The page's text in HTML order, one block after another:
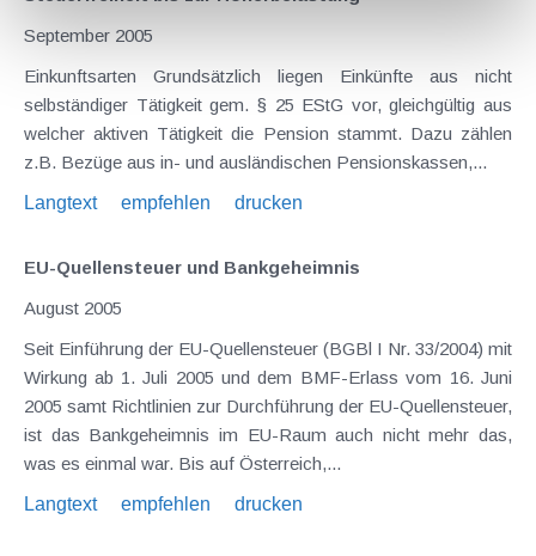
September 2005
Einkunftsarten Grundsätzlich liegen Einkünfte aus nicht
selbständiger Tätigkeit gem. § 25 EStG vor, gleichgültig aus
welcher aktiven Tätigkeit die Pension stammt. Dazu zählen
z.B. Bezüge aus in- und ausländischen Pensionskassen,...
Langtext
empfehlen drucken
EU-Quellensteuer und Bankgeheimnis
August 2005
Seit Einführung der EU-Quellensteuer (BGBl I Nr. 33/2004) mit
Wirkung ab 1. Juli 2005 und dem BMF-Erlass vom 16. Juni
2005 samt Richtlinien zur Durchführung der EU-Quellensteuer,
ist das Bankgeheimnis im EU-Raum auch nicht mehr das,
was es einmal war. Bis auf Österreich,...
Langtext
empfehlen drucken